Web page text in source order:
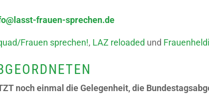
frauen-sprechen.de
Frauen sprechen!, LAZ reloaded und
noch einmal die Gelegenheit, die